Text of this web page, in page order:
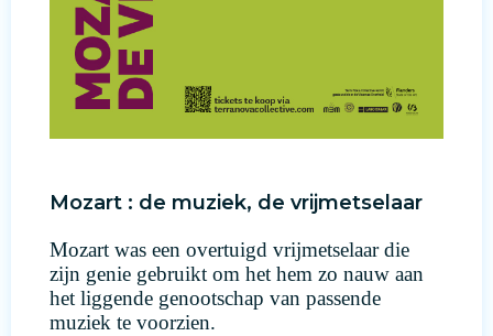
Mozart : de muziek, de vrijmetselaar
Mozart was een overtuigd vrijmetselaar die
zijn genie gebruikt om het hem zo nauw aan
het liggende genootschap van passende
muziek te voorzien.